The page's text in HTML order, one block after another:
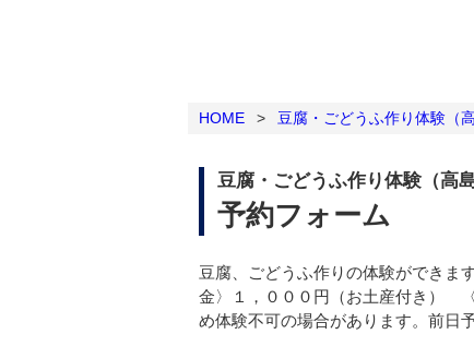
HOME > 豆腐・ごどうふ作り体験（
豆腐・ごどうふ作り体験（高
予約フォーム
豆腐、ごどうふ作りの体験ができま
金〉１，０００円（お土産付き）
め体験不可の場合があります。前日